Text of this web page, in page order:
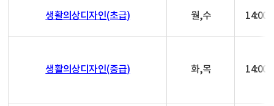
생활의상디자인(초급) 월,수
생활의상디자인(중급) 화,목